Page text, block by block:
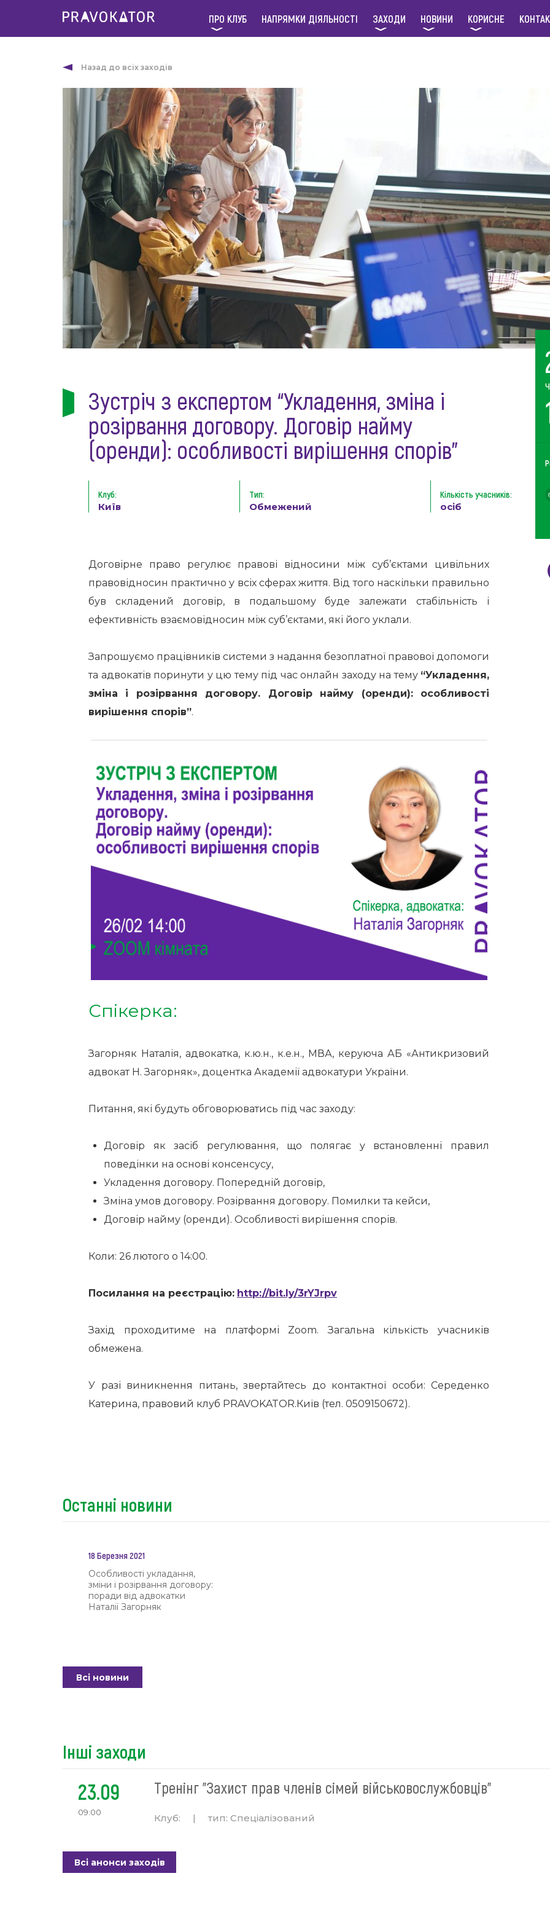
ПРО КЛУБ НАПРЯМКИ ДІЯЛЬНОСТІ ЗАХОДИ НОВИНИ КОРИСНЕ
Назад до всіх заходів
Зустріч з експертом “Укладення, зміна і
розірвання договору. Договір найму
(оренди): особливості вирішення спорів”
Клуб:
Київ
Тип:
Обмежений
Кількість учасників:
осіб
Договірне право регулює правові відносини між суб’єктами цивільних
правовідносин практично у всіх сферах життя. Від того наскільки правильно
був складений договір, в подальшому буде залежати стабільність і
ефективність взаємовідносин між суб’єктами, які його уклали.
Запрошуємо працівників системи з надання безоплатної правової допомоги
та адвокатів поринути у цю тему під час онлайн заходу на тему “Укладення,
зміна і розірвання договору. Договір найму (оренди): особливості
вирішення спорів”.
Спікерка:
Загорняк Наталія, адвокатка, к.ю.н., к.е.н., МВА, керуюча АБ «Антикризовий
адвокат Н. Загорняк», доцентка Академії адвокатури України.
Питання, які будуть обговорюватись під час заходу:
Договір як засіб регулювання, що полягає у встановленні правил
поведінки на основі консенсусу,
Укладення договору. Попередній договір,
Зміна умов договору. Розірвання договору. Помилки та кейси,
Договір найму (оренди). Особливості вирішення спорів.
Коли: 26 лютого о 14:00.
Посилання на реєстрацію: http://bit.ly/3rYJrpv
Захід проходитиме на платформі Zoom. Загальна кількість учасників
обмежена.
У разі виникнення питань, звертайтесь до контактної особи: Середенко
Катерина, правовий клуб PRAVOKATOR.Київ (тел. 0509150672).
Останні новини
18 Березня 2021
Особливості укладання,
зміни і розірвання договору:
поради від адвокатки
Наталії Загорняк
Всі новини
Інші заходи
23.09
09:00
Тренінг "Захист прав членів сімей військовослужбовців"
Клуб: | тип: Спеціалізований
Всі анонси заходів